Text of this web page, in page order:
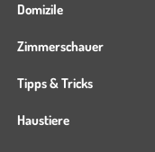
Domizile
Zimmerschauer
Tipps & Tricks
Haustiere